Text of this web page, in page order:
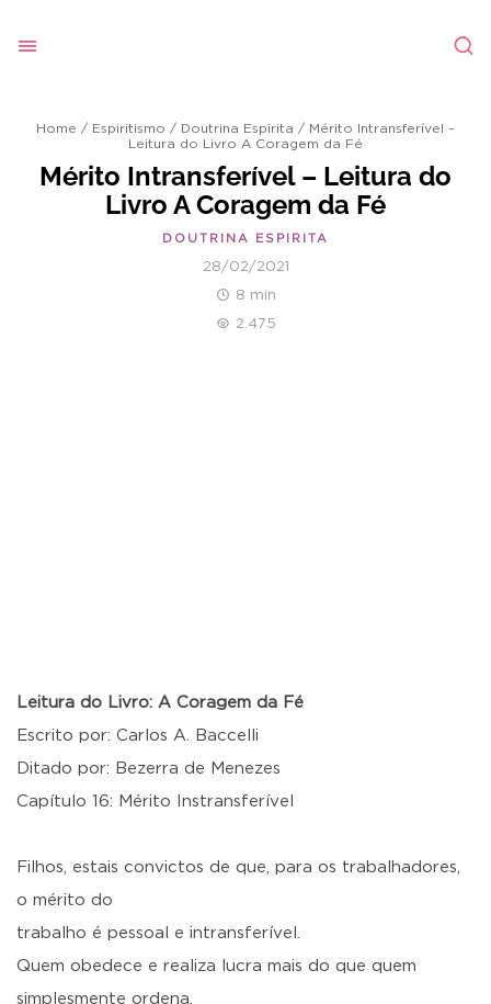
Home / Espiritismo / Doutrina Espirita / Mérito Intransferível –
Leitura do Livro A Coragem da Fé
Mérito Intransferível – Leitura do
Livro A Coragem da Fé
DOUTRINA ESPIRITA
28/02/2021
8 min
2.475
Leitura do Livro: A Coragem da Fé
Escrito por: Carlos A. Baccelli
Ditado por: Bezerra de Menezes
Capítulo 16: Mérito Instransferível
Filhos, estais convictos de que, para os trabalhadores,
o mérito do
trabalho é pessoal e intransferível.
Quem obedece e realiza lucra mais do que quem
simplesmente ordena,